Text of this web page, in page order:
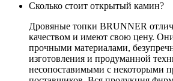
Сколько стоит открытый камин?
Дровяные топки BRUNNER
качеством и имеют свою цену.
прочными материалами,
изготовления и продуманной
несопоставимыми с некоторыми